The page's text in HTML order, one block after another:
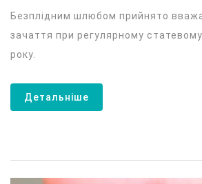
Безплідним шлюбом прийнято
зачаття при регулярному
року.
Детальніше